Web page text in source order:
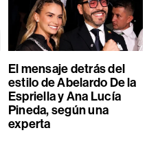
El mensaje detrás del
estilo de Abelardo De la
Espriella y Ana Lucía
Pineda, según una
experta